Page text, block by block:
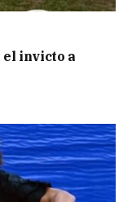
el invicto a